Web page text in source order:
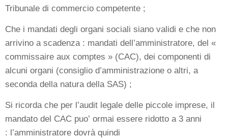
Tribunale di commercio competente ;
Che i mandati degli organi sociali siano validi e che non
arrivino a scadenza : mandati dell’amministratore, del «
commissaire aux comptes » (CAC), dei componenti di
alcuni organi (consiglio d’amministrazione o altri, a
seconda della natura della SAS) ;
Si ricorda che per l’audit legale delle piccole imprese, il
mandato del CAC puo’ ormai essere ridotto a 3 anni
: l’amministratore dovrà quindi